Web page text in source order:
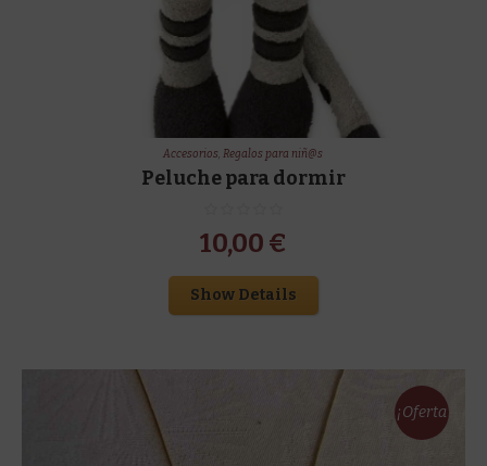
Accesorios,Regalos para niñ@s
Peluche para dormir
10,00 €
Show Details
¡Oferta